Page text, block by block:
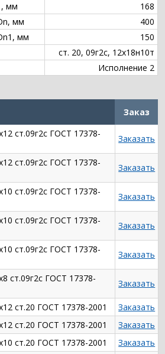
мм
168
мм
400
мм
150
ст. 20, 09г2с, 12х18н10т
Исполнение 2
Заказ
ст.09г2с ГОСТ 17378-
Заказать
ст.09г2с ГОСТ 17378-
Заказать
ст.09г2с ГОСТ 17378-
Заказать
ст.09г2с ГОСТ 17378-
Заказать
ст.09г2с ГОСТ 17378-
Заказать
ст.09г2с ГОСТ 17378-
Заказать
ст.20 ГОСТ 17378-2001
Заказать
ст.20 ГОСТ 17378-2001
Заказать
ст.20 ГОСТ 17378-2001
Заказать